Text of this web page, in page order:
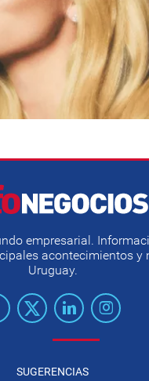
empresarial.
acontecimientos y
Uruguay.
SUGERENCIAS